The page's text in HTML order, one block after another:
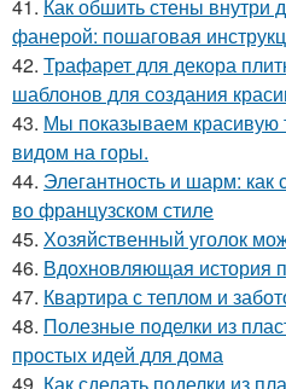
41. Как обшить стены внутри
фанерой: пошаговая
42. Трафарет для декора
шаблонов для создания
43. Мы показываем красивую
видом на горы.
44. Элегантность и шарм: как
во французском стиле
45. Хозяйственный уголок
46. Вдохновляющая история
47. Квартира с теплом и
48. Полезные поделки из
простых идей для дома